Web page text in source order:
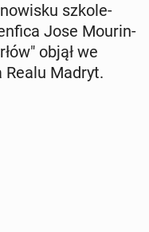
szko­le­
Jose Mo­urin­
objął we
Madryt.